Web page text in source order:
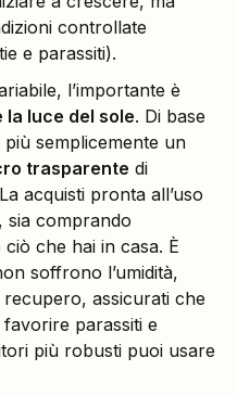
controllate
e parassiti).
l’importante è
la luce del sole. Di base
più semplicemente un
trasparente di
acquisti pronta all’uso
sia comprando
che hai in casa. È
soffrono l’umidità,
recupero, assicurati che
parassiti e
più robusti puoi usare